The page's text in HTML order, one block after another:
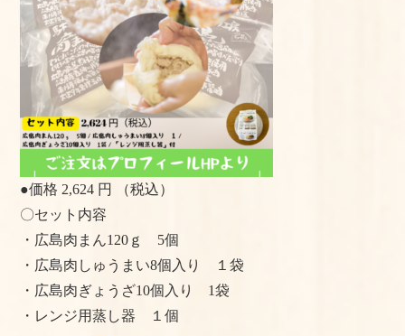
●価格 2,624 円 （税込）
〇セット内容
・広島肉まん120ｇ 5個
・広島肉しゅうまい8個入り １袋
・広島肉ぎょうざ10個入り 1袋
・レンジ用蒸し器 １個